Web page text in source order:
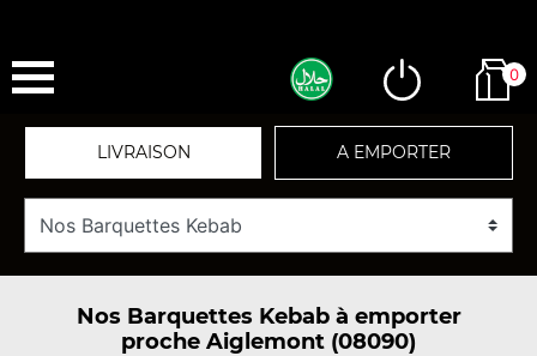
0
LIVRAISON A EMPORTER
Nos Barquettes Kebab à emporter
proche Aiglemont (08090)